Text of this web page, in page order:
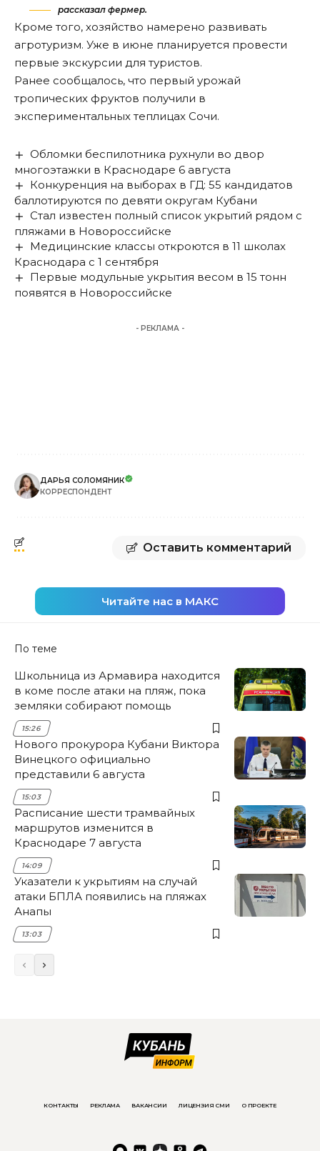
рассказал фермер.
Кроме того, хозяйство намерено развивать
агротуризм. Уже в июне планируется провести
первые экскурсии для туристов.
Ранее сообщалось, что первый урожай
тропических фруктов получили в
экспериментальных теплицах Сочи.
Обломки беспилотника рухнули во двор
многоэтажки в Краснодаре 6 августа
Конкуренция на выборах в ГД: 55 кандидатов
баллотируются по девяти округам Кубани
Стал известен полный список укрытий рядом с
пляжами в Новороссийске
Медицинские классы откроются в 11 школах
Краснодара с 1 сентября
Первые модульные укрытия весом в 15 тонн
появятся в Новороссийске
- РЕКЛАМА -
ДАРЬЯ СОЛОМЯНИК
КОРРЕСПОНДЕНТ
Оставить комментарий
Читайте нас в МАКС
По теме
Школьница из Армавира находится
в коме после атаки на пляж, пока
земляки собирают помощь
15:26
Нового прокурора Кубани Виктора
Винецкого официально
представили 6 августа
15:03
Расписание шести трамвайных
маршрутов изменится в
Краснодаре 7 августа
14:09
Указатели к укрытиям на случай
атаки БПЛА появились на пляжах
Анапы
13:03
КОНТАКТЫ РЕКЛАМА ВАКАНСИИ ЛИЦЕНЗИЯ СМИ О ПРОЕКТЕ